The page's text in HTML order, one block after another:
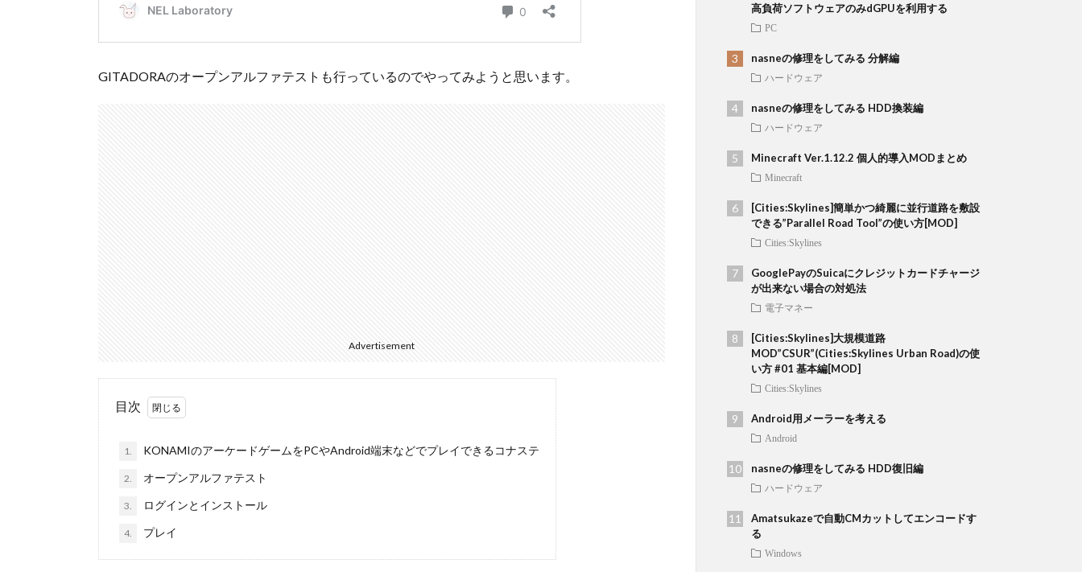
GITADORAのオープンアルファテストも行っているのでやってみようと思います。
Advertisement
目次
1. KONAMIのアーケードゲームをPCやAndroid端末などでプレイできるコナステ
2. オープンアルファテスト
3. ログインとインストール
4. プレイ
高負荷ソフトウェアのみdGPUを利用する
PC
nasneの修理をしてみる 分解編
ハードウェア
nasneの修理をしてみる HDD換装編
ハードウェア
Minecraft Ver.1.12.2 個人的導入MODまとめ
Minecraft
[Cities:Skylines]簡単かつ綺麗に並行道路を敷設
できる”Parallel Road Tool”の使い方[MOD]
Cities:Skylines
GooglePayのSuicaにクレジットカードチャージ
が出来ない場合の対処法
電子マネー
[Cities:Skylines]大規模道路
MOD”CSUR”(Cities:Skylines Urban Road)の使
い方 #01 基本編[MOD]
Cities:Skylines
Android用メーラーを考える
Android
nasneの修理をしてみる HDD復旧編
ハードウェア
Amatsukazeで自動CMカットしてエンコードす
る
Windows